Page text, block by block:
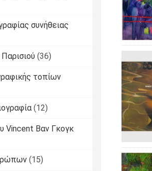
συνήθειας
(36)
τοπίων
(12)
Vincent Βαν Γκογκ
(15)